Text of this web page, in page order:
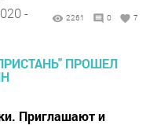
-
2261 0 7
Приглашают и